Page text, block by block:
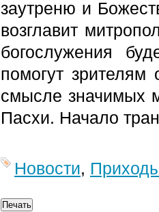
заутреню и
возглавит
богослужения
помогут зрителям
смысле значимых
Пасхи. Начало
Новости,